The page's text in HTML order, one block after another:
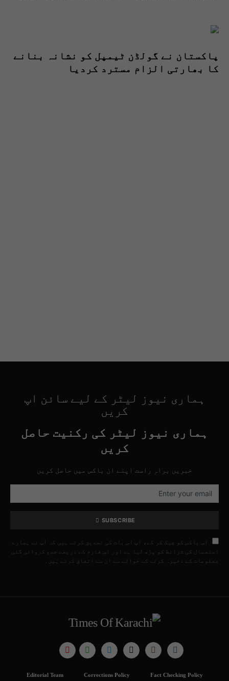
پاکستان نے گولڈن ٹیمپل کو نشانہ بنانے
کا بھارتی الزام مسترد کردیا
ہماری نیوز لیٹر کے لیے سائن اپ
کریں
ہماری نیوز لیٹر کی رکنیت حاصل
کریں
خبریں براہِ راست اپنے ان باکس میں حاصل کریں
SUBSCRIBE
اس باکس کو چیک کر کے، آپ اس بات کی تصدیق کرتے ہیں کہ آپ نے ہمارے
استعمال کی شرائط کو پڑھ لیا ہے اور اس فارم کے ذریعے جمع کروائی گئی
معلومات کے ذخیرہ کرنے کے حوالے سے ان سے اتفاق کرتے ہیں۔
Fact Checking Policy
Corrections Policy
Editorial Team